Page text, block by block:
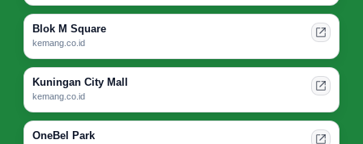
Blok M Square
kemang.co.id
Kuningan City Mall
kemang.co.id
OneBel Park